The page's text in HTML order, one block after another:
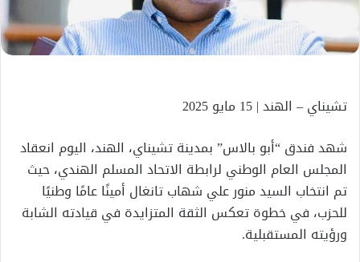
تشيناي – الهند | 15 مايو 2025
شهد فندق “أبو بالاس” بمدينة تشيناي، الهند، اليوم انعقاد
المجلس العام الوطني لرابطة الاتحاد المسلم الهندي، حيث
تم انتخاب السيد منور علي شهاب تانغال أمينًا عامًا وطنيًا
للحزب، في خطوة تعكس الثقة المتزايدة في قيادته الشابة
ورؤيته المستقبلية.